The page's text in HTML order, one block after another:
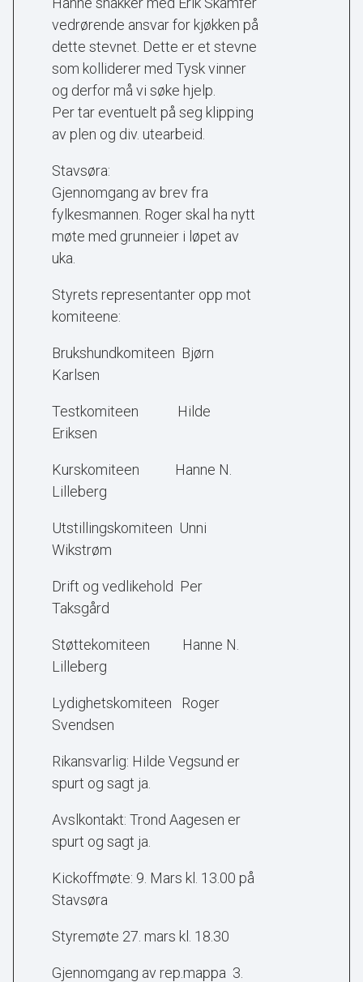
vedrørende ansvar for kjøkken på
dette stevnet. Dette er et stevne
som kolliderer med Tysk vinner
og derfor må vi søke hjelp.
Per tar eventuelt på seg klipping
av plen og div. utearbeid.
Stavsøra:
Gjennomgang av brev fra
fylkesmannen. Roger skal ha nytt
møte med grunneier i løpet av
uka.
Styrets representanter opp mot
komiteene:
Brukshundkomiteen Bjørn
Karlsen
Testkomiteen Hilde
Eriksen
Kurskomiteen Hanne N.
Lilleberg
Utstillingskomiteen Unni
Wikstrøm
Drift og vedlikehold Per
Taksgård
Støttekomiteen Hanne N.
Lilleberg
Lydighetskomiteen Roger
Svendsen
Rikansvarlig: Hilde Vegsund er
spurt og sagt ja.
Avslkontakt: Trond Aagesen er
spurt og sagt ja.
Kickoffmøte: 9. Mars kl. 13.00 på
Stavsøra
Styremøte 27. mars kl. 18.30
Gjennomgang av rep.mappa 3.